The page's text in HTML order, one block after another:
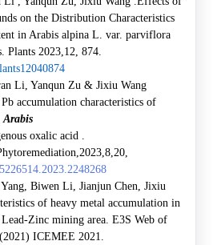
on the Distribution Characteristics
in Arabis alpina L. var. parviflora
Plants 2023,12, 874.
Li, Yanqun Zu & Jixiu Wang
accumulation characteristics of
Arabis
oxalic acid .
Biwen Li, Jianjun Chen, Jixiu
of heavy metal accumulation in
Zinc mining area. E3S Web of
ICEMEE 2021.